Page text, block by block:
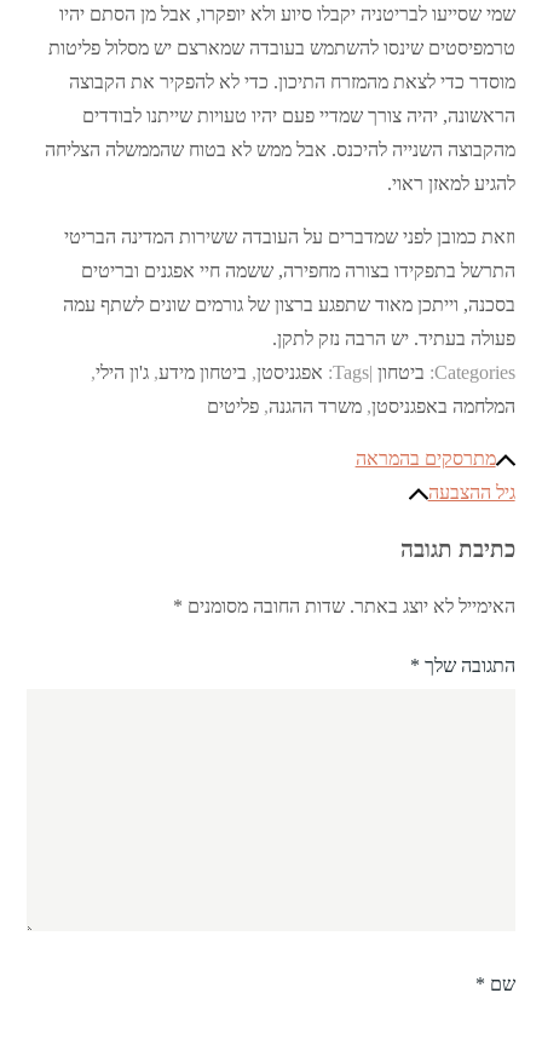
שמי שסייעו לבריטניה יקבלו סיוע ולא יופקרו, אבל מן הסתם יהיו
טרמפיסטים שינסו להשתמש בעובדה שמארצם יש מסלול פליטות
מוסדר כדי לצאת מהמזרח התיכון. כדי לא להפקיר את הקבוצה
הראשונה, יהיה צורך שמדיי פעם יהיו טעויות שייתנו לבודדים
מהקבוצה השנייה להיכנס. אבל ממש לא בטוח שהממשלה הצליחה
להגיע למאזן ראוי.
וזאת כמובן לפני שמדברים על העובדה ששירות המדינה הבריטי
התרשל בתפקידו בצורה מחפירה, ששמה חיי אפגנים ובריטים
בסכנה, וייתכן מאוד שתפגע ברצון של גורמים שונים לשתף עמה
פעולה בעתיד. יש הרבה נזק לתקן.
Categories: ביטחון Tags: אפגניסטן, ביטחון מידע,ג'ון הילי,
המלחמה באפגניסטן,משרד ההגנה,פליטים
ניווט
מתרסקים בהמראה
גיל ההצבעה
כתיבת תגובה
האימייל לא יוצג באתר. שדות החובה מסומנים *
התגובה שלך *
שם *